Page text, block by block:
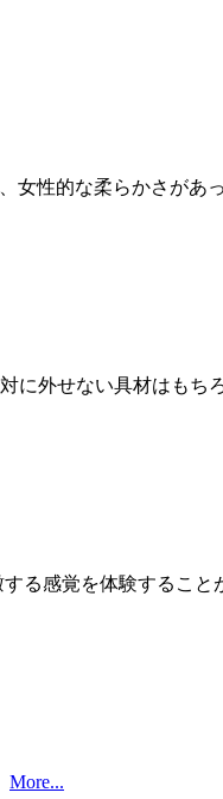
性的な柔らかさがあ
に外せない具材はもち
る感覚を体験すること
More...